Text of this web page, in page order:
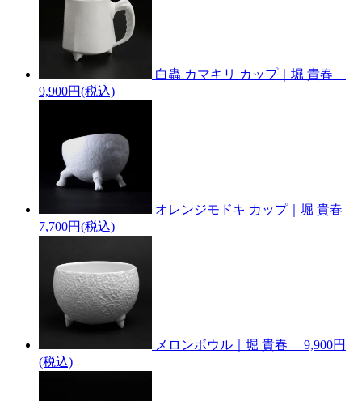
白蟲 カマキリ カップ｜堀 貴春
9,900円(税込)
オレンジモドキ カップ｜堀 貴春
7,700円(税込)
メロンボウル｜堀 貴春
9,900円
(税込)